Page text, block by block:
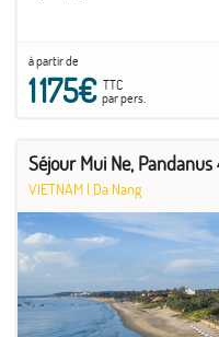
à partir de
1 175€TTC
par pers.
Séjour Mui Ne, Pandanus
VIETNAM | Da Nang